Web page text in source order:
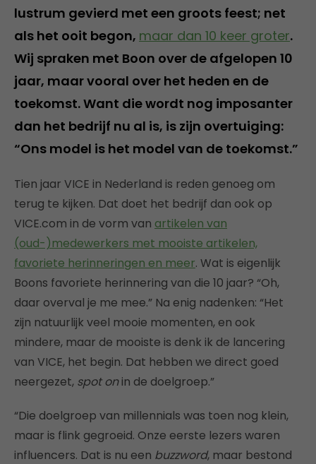
lustrum gevierd met een groots feest; net
als het ooit begon, maar dan 10 keer groter.
Wij spraken met Boon over de afgelopen 10
jaar, maar vooral over het heden en de
toekomst. Want die wordt nog imposanter
dan het bedrijf nu al is, is zijn overtuiging:
“Ons model is het model van de toekomst.”
Tien jaar VICE in Nederland is reden genoeg om
terug te kijken. Dat doet het bedrijf dan ook op
VICE.com in de vorm van artikelen van
(oud-)medewerkers met mooiste artikelen,
favoriete herinneringen en meer. Wat is eigenlijk
Boons favoriete herinnering van die 10 jaar? “Oh,
daar overval je me mee.” Na enig nadenken: “Het
zijn natuurlijk veel mooie momenten, en ook
mindere, maar de mooiste is denk ik de lancering
van VICE, het begin. Dat hebben we direct goed
neergezet, spot onin de doelgroep.”
“Die doelgroep van millennials was toen nog klein,
maar is flink gegroeid. Onze eerste lezers waren
influencers. Dat is nu een buzzword, maar bestond